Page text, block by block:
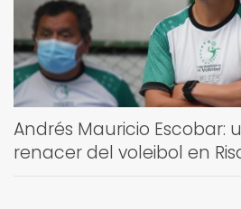
Andrés Mauricio Escobar:
renacer del voleibol en